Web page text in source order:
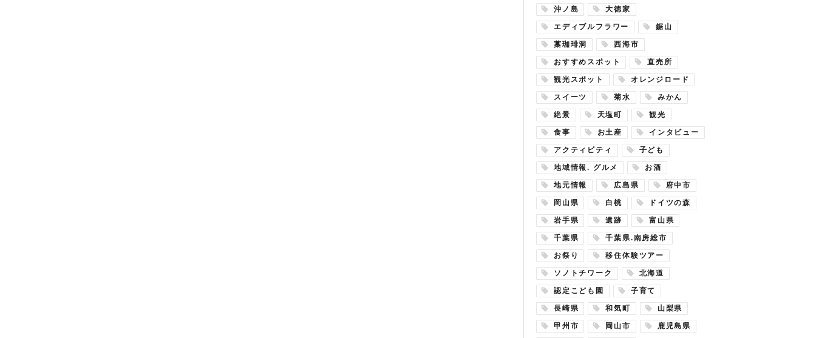
沖ノ島 大徳家
エディブルフラワー 鋸山
藁珈琲洞 西海市
おすすめスポット 直売所
観光スポット オレンジロード
スイーツ 菊水 みかん
絶景 天塩町 観光
食事 お土産 インタビュー
アクティビティ 子ども
地域情報. グルメ お酒
地元情報 広島県 府中市
岡山県 白桃 ドイツの森
岩手県 遺跡 富山県
千葉県 千葉県.南房総市
お祭り 移住体験ツアー
ソノトチワーク 北海道
認定こども園 子育て
長崎県 和気町 山梨県
甲州市 岡山市 鹿児島県